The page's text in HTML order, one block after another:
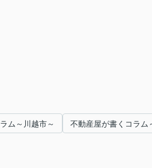
ム～川越市～ 不動産屋が書くコラム